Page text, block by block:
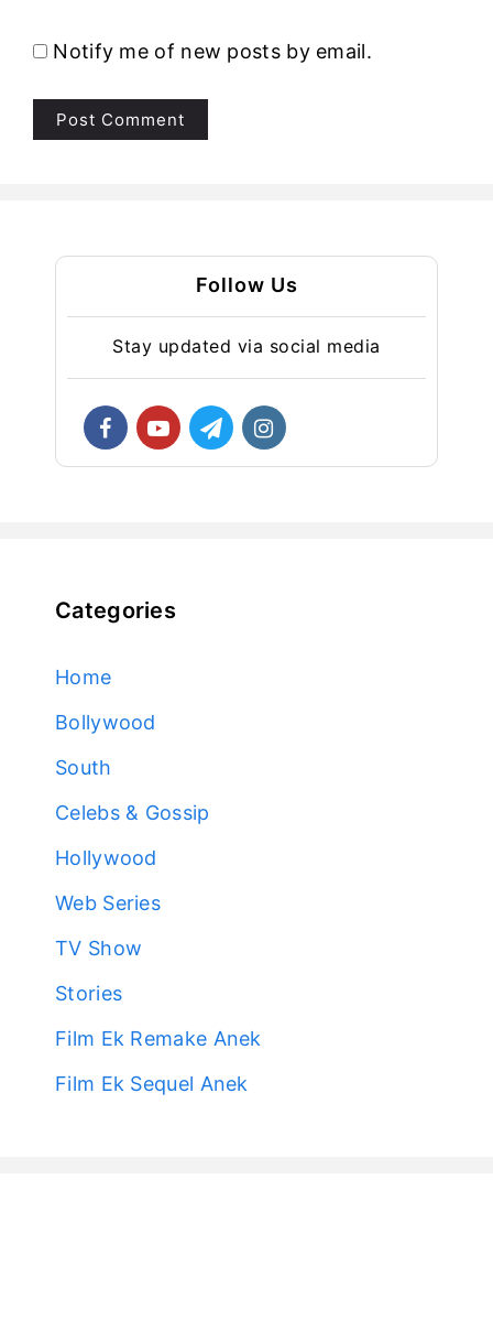
Notify me of new posts by email.
Follow Us
Stay updated via social media
Categories
Home
Bollywood
South
Celebs & Gossip
Hollywood
Web Series
TV Show
Stories
Film Ek Remake Anek
Film Ek Sequel Anek